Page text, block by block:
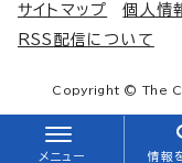
メニュー 情報
サイトマップ 個人情
RSS配信について
Copyright © The